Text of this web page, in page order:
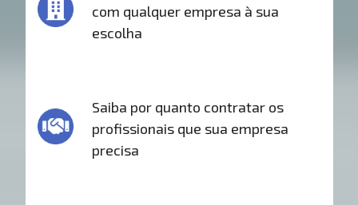
com qualquer empresa à sua
escolha
Saiba por quanto contratar os
profissionais que sua empresa
precisa